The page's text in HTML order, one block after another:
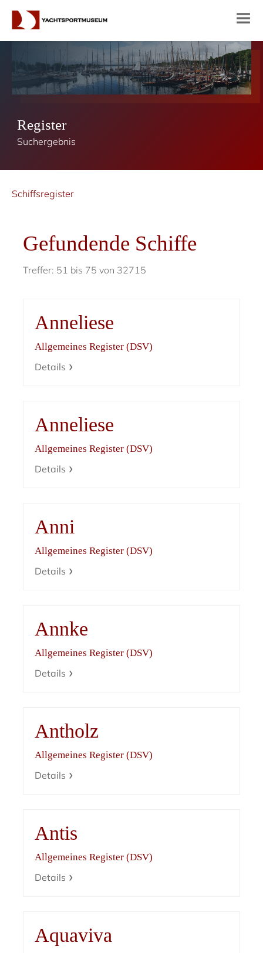
Register
Suchergebnis
Schiffsregister
Gefundende Schiffe
Treffer: 51 bis 75 von 32715
Anneliese
Allgemeines Register (DSV)
Details
Anneliese
Allgemeines Register (DSV)
Details
Anni
Allgemeines Register (DSV)
Details
Annke
Allgemeines Register (DSV)
Details
Antholz
Allgemeines Register (DSV)
Details
Antis
Allgemeines Register (DSV)
Details
Aquaviva